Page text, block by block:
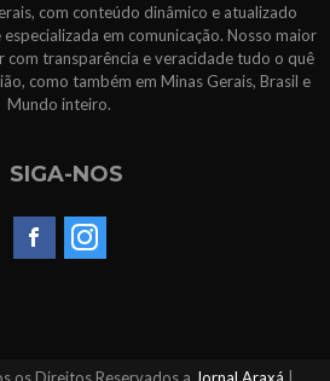
com conteúdo dinâmico e atualizado
em comunicação. Nosso maior
com transparência e veracidade tudo o quê
como também em Minas Gerais, Brasil e
Mundo inteiro.
SIGA-NOS